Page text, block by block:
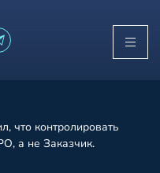
что контролировать
а не Заказчик.